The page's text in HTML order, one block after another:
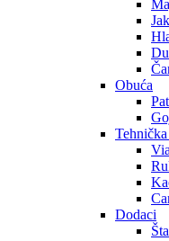
Obuća
Dodaci